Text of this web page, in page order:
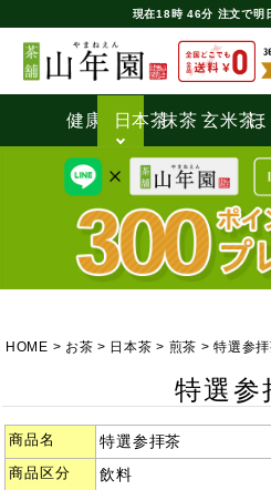
現在18時 46分 注文で明
健康茶日本茶抹茶 玄米茶ほ
HOME お茶 日本茶 煎茶 特選参
特選参
商品名 特選参拝茶
商品区分 飲料